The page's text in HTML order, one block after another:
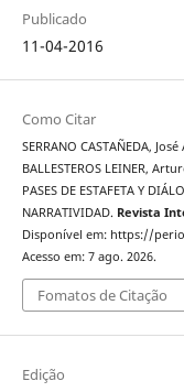
Publicado
11-04-2016
Como Citar
SERRANO CASTAÑEDA,
BALLESTEROS LEINER,
PASES DE ESTAFETA Y
NARRATIVIDAD. Revista
Disponível em: https://
Acesso em: 7 ago. 2026.
Fomatos de Citação
Edição